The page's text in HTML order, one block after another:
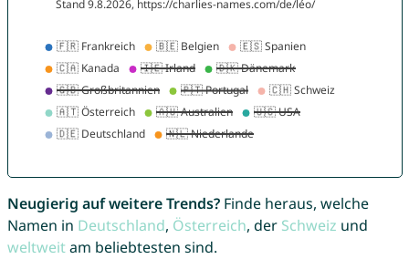
Neugierig auf weitere Trends?Finde heraus, welche
Namen in Deutschland, Österreich, der Schweiz und
weltweitam beliebtesten sind.